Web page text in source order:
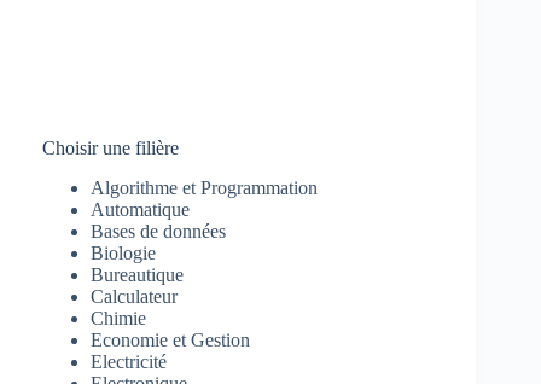
Choisir une filière
Algorithme et Programmation
Automatique
Bases de données
Biologie
Bureautique
Calculateur
Chimie
Economie et Gestion
Electricité